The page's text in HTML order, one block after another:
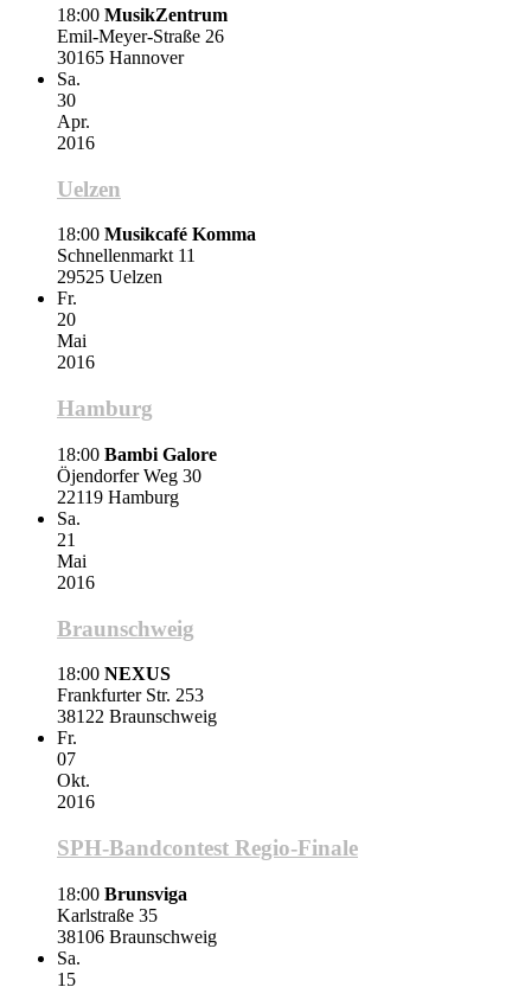
18:00 MusikZentrum
Emil-Meyer-Straße 26
30165 Hannover
Sa.
30
Apr.
2016
Uelzen
18:00 Musikcafé Komma
Schnellenmarkt 11
29525 Uelzen
Fr.
20
Mai
2016
Hamburg
18:00 Bambi Galore
Öjendorfer Weg 30
22119 Hamburg
Sa.
21
Mai
2016
Braunschweig
18:00 NEXUS
Frankfurter Str. 253
38122 Braunschweig
Fr.
07
Okt.
2016
SPH-Bandcontest Regio-Finale
18:00 Brunsviga
Karlstraße 35
38106 Braunschweig
Sa.
15